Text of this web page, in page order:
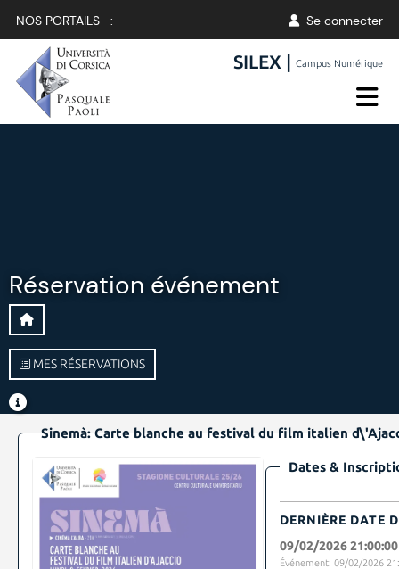
NOS PORTAILS : Se connecter
SILEX |Campus Numérique
Réservation événement
MES RÉSERVATIONS
Sinemà: Carte blanche au festival du film italien
Dates &
DERNIÈRE DATE
09/02/2026 21:00:00
Événement: 09/02/2026